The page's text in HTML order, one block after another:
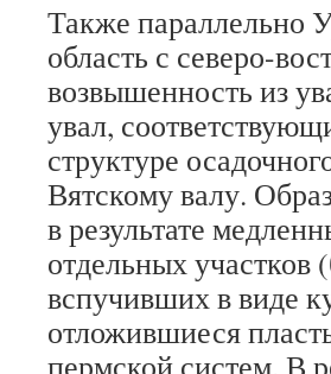
Также параллельно
область с северо-
возвышенность из
увал,
структуре
Вятскому валу.
в результате
отдельных
вспучивших в виде
отложившиеся
пермской систем. В